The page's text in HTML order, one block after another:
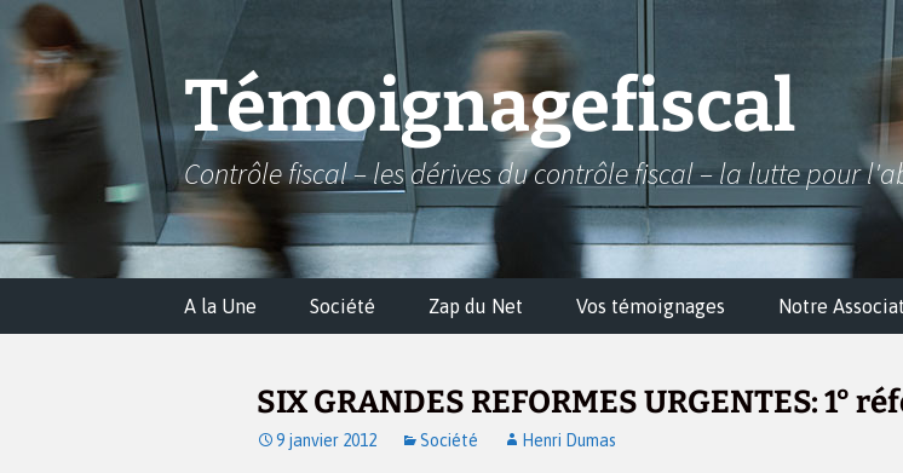
Aller
au
contenu
Témoignagefiscal
Contrôle fiscal – les dérives du contrôle fiscal – la lutte pour
A la Une Société Zap du Net Vos témoignages Notre
SIX GRANDES REFORMES URGENTES: 1°
9 janvier 2012 Société Henri Dumas